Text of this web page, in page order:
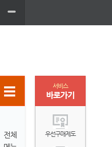
전체
서비스
바로가기
우선구매제도